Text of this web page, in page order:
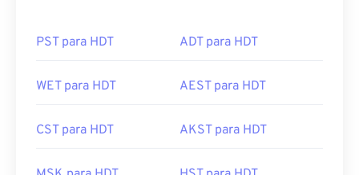
PST para HDT ADT para HDT
WET para HDT AEST para HDT
CST para HDT AKST para HDT